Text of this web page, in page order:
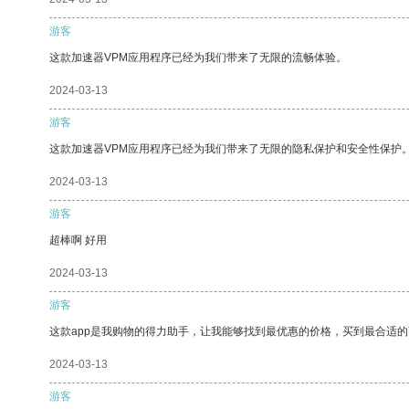
游客
这款加速器VPM应用程序已经为我们带来了无限的流畅体验。
2024-03-13
游客
这款加速器VPM应用程序已经为我们带来了无限的隐私保护和安全性保护。
2024-03-13
游客
超棒啊 好用
2024-03-13
游客
这款app是我购物的得力助手，让我能够找到最优惠的价格，买到最合适的
2024-03-13
游客